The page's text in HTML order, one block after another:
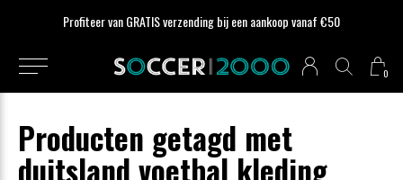
0
Profiteer van GRATIS verzending bij een aankoop vanaf €50
Producten getagd met
duitsland voetbal kleding